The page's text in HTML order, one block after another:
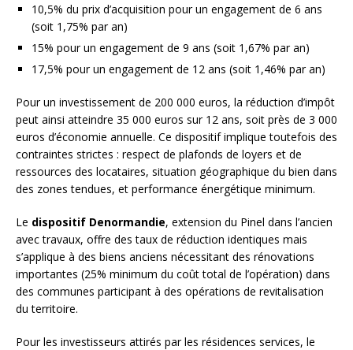
10,5% du prix d’acquisition pour un engagement de 6 ans
(soit 1,75% par an)
15% pour un engagement de 9 ans (soit 1,67% par an)
17,5% pour un engagement de 12 ans (soit 1,46% par an)
Pour un investissement de 200 000 euros, la réduction d’impôt
peut ainsi atteindre 35 000 euros sur 12 ans, soit près de 3 000
euros d’économie annuelle. Ce dispositif implique toutefois des
contraintes strictes : respect de plafonds de loyers et de
ressources des locataires, situation géographique du bien dans
des zones tendues, et performance énergétique minimum.
Le dispositif Denormandie, extension du Pinel dans l’ancien
avec travaux, offre des taux de réduction identiques mais
s’applique à des biens anciens nécessitant des rénovations
importantes (25% minimum du coût total de l’opération) dans
des communes participant à des opérations de revitalisation
du territoire.
Pour les investisseurs attirés par les résidences services, le